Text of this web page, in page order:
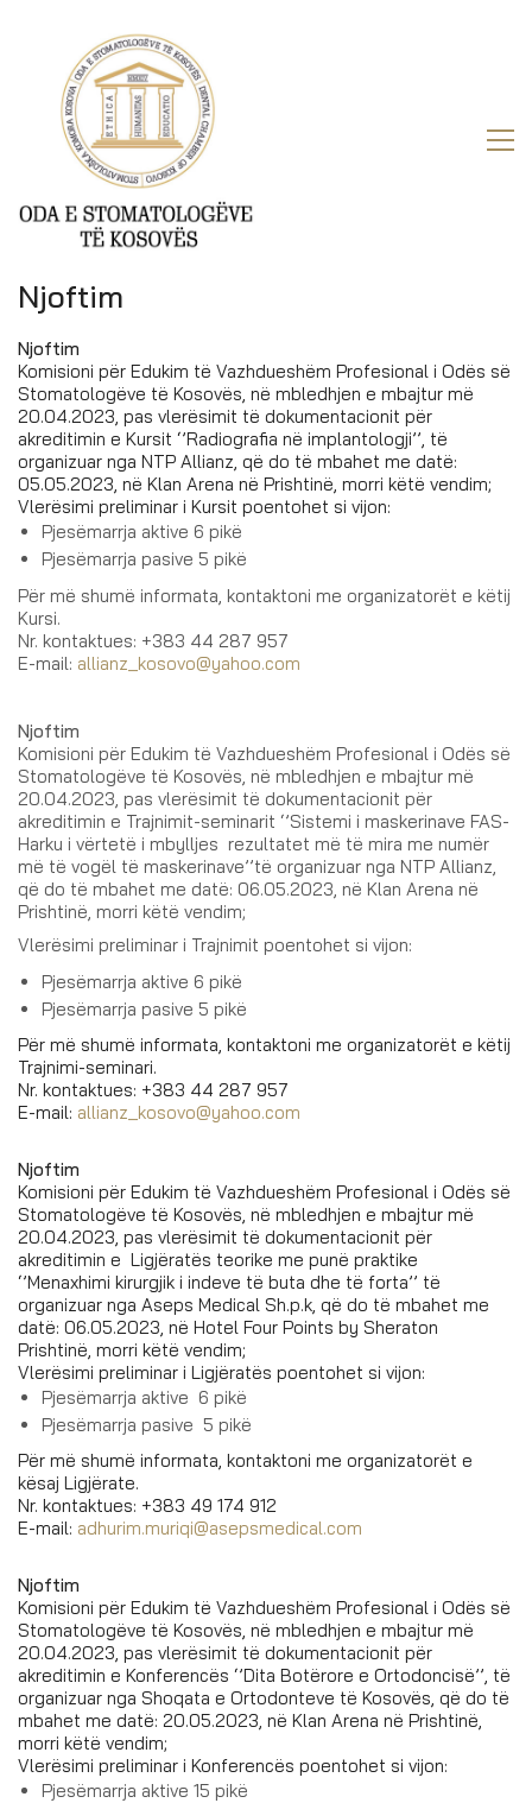
Njoftim
Njoftim
Komisioni për Edukim të Vazhdueshëm Profesional i Odës së
Stomatologëve të Kosovës, në mbledhjen e mbajtur më
20.04.2023, pas vlerësimit të dokumentacionit për
akreditimin e Kursit ‘’Radiografia në implantologji’’, të
organizuar nga NTP Allianz, që do të mbahet me datë:
05.05.2023, në Klan Arena në Prishtinë, morri këtë vendim;
Vlerësimi preliminar i Kursit poentohet si vijon:
Pjesëmarrja aktive 6 pikë
Pjesëmarrja pasive 5 pikë
Për më shumë informata, kontaktoni me organizatorët e këtij
Kursi.
Nr. kontaktues: +383 44 287 957
E-mail: allianz_kosovo@yahoo.com
Njoftim
Komisioni për Edukim të Vazhdueshëm Profesional i Odës së
Stomatologëve të Kosovës, në mbledhjen e mbajtur më
20.04.2023, pas vlerësimit të dokumentacionit për
akreditimin e Trajnimit-seminarit ‘’Sistemi i maskerinave FAS-
Harku i vërtetë i mbylljes rezultatet më të mira me numër
më të vogël të maskerinave’’të organizuar nga NTP Allianz,
që do të mbahet me datë: 06.05.2023, në Klan Arena në
Prishtinë, morri këtë vendim;
Vlerësimi preliminar i Trajnimit poentohet si vijon:
Pjesëmarrja aktive 6 pikë
Pjesëmarrja pasive 5 pikë
Për më shumë informata, kontaktoni me organizatorët e këtij
Trajnimi-seminari.
Nr. kontaktues: +383 44 287 957
E-mail: allianz_kosovo@yahoo.com
Njoftim
Komisioni për Edukim të Vazhdueshëm Profesional i Odës së
Stomatologëve të Kosovës, në mbledhjen e mbajtur më
20.04.2023, pas vlerësimit të dokumentacionit për
akreditimin e Ligjëratës teorike me punë praktike
‘’Menaxhimi kirurgjik i indeve të buta dhe të forta’’ të
organizuar nga Aseps Medical Sh.p.k, që do të mbahet me
datë: 06.05.2023, në Hotel Four Points by Sheraton
Prishtinë, morri këtë vendim;
Vlerësimi preliminar i Ligjëratës poentohet si vijon:
Pjesëmarrja aktive 6 pikë
Pjesëmarrja pasive 5 pikë
Për më shumë informata, kontaktoni me organizatorët e
kësaj Ligjërate.
Nr. kontaktues: +383 49 174 912
E-mail: adhurim.muriqi@asepsmedical.com
Njoftim
Komisioni për Edukim të Vazhdueshëm Profesional i Odës së
Stomatologëve të Kosovës, në mbledhjen e mbajtur më
20.04.2023, pas vlerësimit të dokumentacionit për
akreditimin e Konferencës ‘’Dita Botërore e Ortodoncisë’’, të
organizuar nga Shoqata e Ortodonteve të Kosovës, që do të
mbahet me datë: 20.05.2023, në Klan Arena në Prishtinë,
morri këtë vendim;
Vlerësimi preliminar i Konferencës poentohet si vijon:
Pjesëmarrja aktive 15 pikë